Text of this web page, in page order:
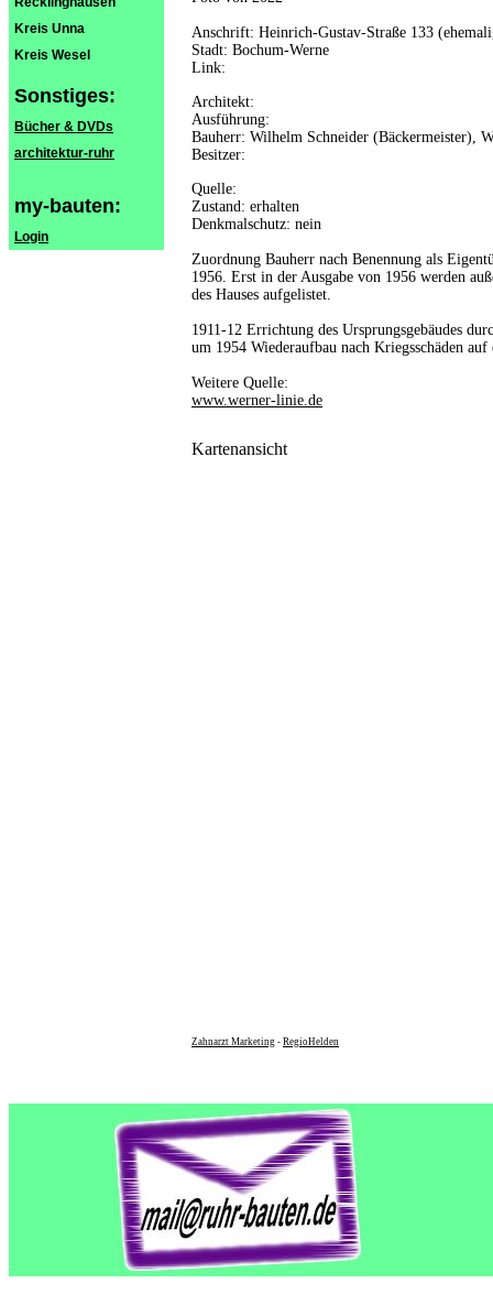
Kreis Unna
Kreis Wesel
Sonstiges:
Bücher & DVDs
architektur-ruhr
my-bauten:
Login
Anschrift: Heinrich-Gustav-Straße 133
Stadt: Bochum-Werne
Link:
Architekt:
Ausführung:
Bauherr: Wilhelm Schneider (Bäckermeister),
Besitzer:
Quelle:
Zustand: erhalten
Denkmalschutz: nein
Zuordnung Bauherr nach Benennung als
1956. Erst in der Ausgabe von 1956 werden
des Hauses aufgelistet.
1911-12 Errichtung des Ursprungsgebäudes
um 1954 Wiederaufbau nach Kriegsschäden
Weitere Quelle:
www.werner-linie.de
Kartenansicht
Zahnarzt Marketing - RegioHelden